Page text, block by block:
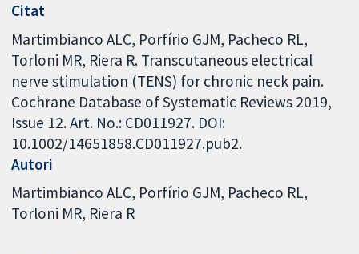
Citat
Martimbianco ALC, Porfírio GJM, Pacheco RL,
Torloni MR, Riera R. Transcutaneous electrical
nerve stimulation (TENS) for chronic neck pain.
Cochrane Database of Systematic Reviews 2019,
Issue 12. Art. No.: CD011927. DOI:
10.1002/14651858.CD011927.pub2.
Autori
Martimbianco ALC Porfírio GJM Pacheco RL
Torloni MR Riera R